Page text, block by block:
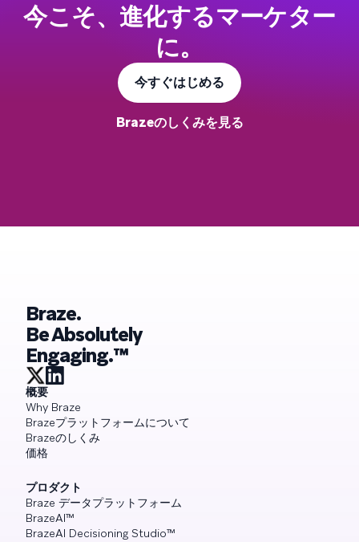
今こそ、進化するマーケター
に。
今すぐはじめる
Brazeのしくみを見る
Braze.
Be Absolutely
Engaging.™
概要
Why Braze
Brazeプラットフォームについて
Brazeのしくみ
価格
プロダクト
Braze データプラットフォーム
BrazeAI™
BrazeAI Decisioning Studio™